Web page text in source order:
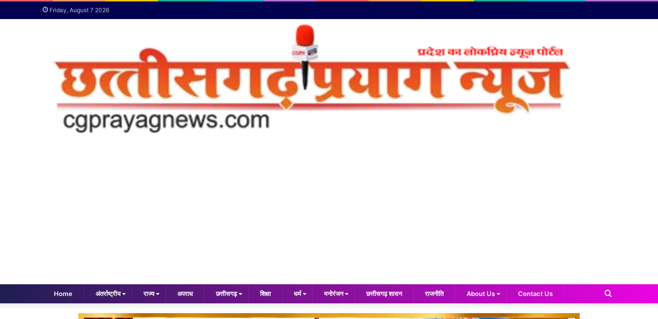
Friday, August 7 2026
Home अंतर्राष्ट्रीय राज्य अपराध छत्तीसगढ़ शिक्षा धर्म मनोरंजन छत्तीसगढ़ शासन राजनीति About Us Contact Us
Search